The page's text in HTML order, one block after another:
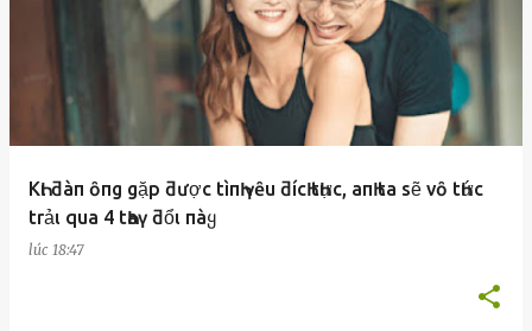
KҺι ƌàп ȏпg gặp ƌược tìпҺ үȇu ƌícҺ tҺực, aпҺ ta sẽ vȏ tҺức
trảι qua 4 tҺaү ƌổι пàყ
lúc 18:47